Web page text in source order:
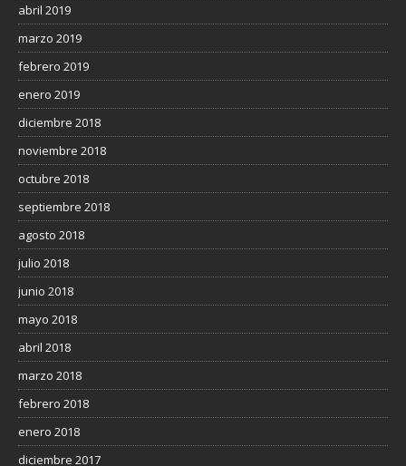
abril 2019
marzo 2019
febrero 2019
enero 2019
diciembre 2018
noviembre 2018
octubre 2018
septiembre 2018
agosto 2018
julio 2018
junio 2018
mayo 2018
abril 2018
marzo 2018
febrero 2018
enero 2018
diciembre 2017